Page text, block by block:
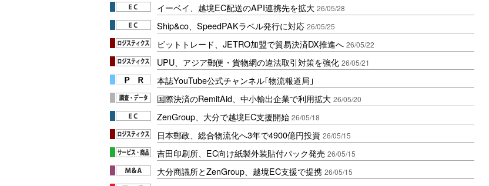
イーベイ、越境EC配送のAPI連携先を拡大 26/05/28
Ship&co、SpeedPAKラベル発行に対応 26/05/25
ビットトレード、JETRO加盟で貿易決済DX推進へ 26/05/22
UPU、アジア郵便・貨物網の違法取引対策を強化 26/05/21
本誌YouTube公式チャンネル｢物流報道局｣
国際決済のRemitAid、中小輸出企業で利用拡大 26/05/20
ZenGroup、大分で越境EC支援開始 26/05/18
日本郵政、総合物流化へ3年で4900億円投資 26/05/15
吉田印刷所、EC向け紙製外装貼付パック発売 26/05/15
大分商議所とZenGroup、越境EC支援で提携 26/05/15